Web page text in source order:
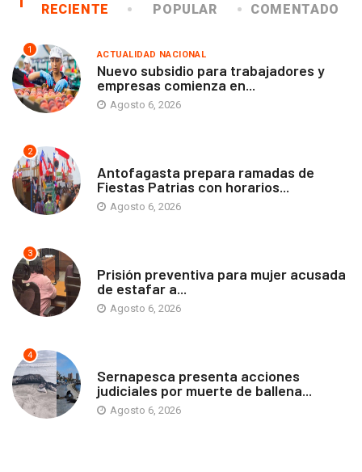
RECIENTE POPULAR COMENTADO
1 ACTUALIDAD NACIONAL
Nuevo subsidio para trabajadores y
empresas comienza en...
Agosto 6, 2026
2
Antofagasta prepara ramadas de
Fiestas Patrias con horarios...
Agosto 6, 2026
3
Prisión preventiva para mujer acusada
de estafar a...
Agosto 6, 2026
4
Sernapesca presenta acciones
judiciales por muerte de ballena...
Agosto 6, 2026